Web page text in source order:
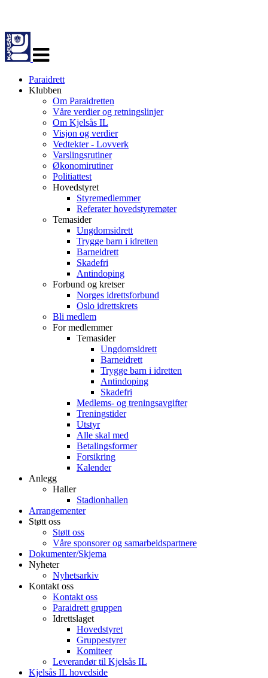
navigasjon
Paraidrett
Klubben
Om Paraidretten
Våre verdier og retningslinjer
Om Kjelsås IL
Visjon og verdier
Vedtekter - Lovverk
Varslingsrutiner
Økonomirutiner
Politiattest
Hovedstyret
Styremedlemmer
Referater hovedstyremøter
Temasider
Ungdomsidrett
Trygge barn i idretten
Barneidrett
Skadefri
Antindoping
Forbund og kretser
Norges idrettsforbund
Oslo idrettskrets
Bli medlem
For medlemmer
Temasider
Ungdomsidrett
Barneidrett
Trygge barn i idretten
Antindoping
Skadefri
Medlems- og treningsavgifter
Treningstider
Utstyr
Alle skal med
Betalingsformer
Forsikring
Kalender
Anlegg
Haller
Stadionhallen
Arrangementer
Støtt oss
Støtt oss
Våre sponsorer og samarbeidspartnere
Dokumenter/Skjema
Nyheter
Nyhetsarkiv
Kontakt oss
Kontakt oss
Paraidrett gruppen
Idrettslaget
Hovedstyret
Gruppestyrer
Komiteer
Leverandør til Kjelsås IL
Kjelsås IL hovedside